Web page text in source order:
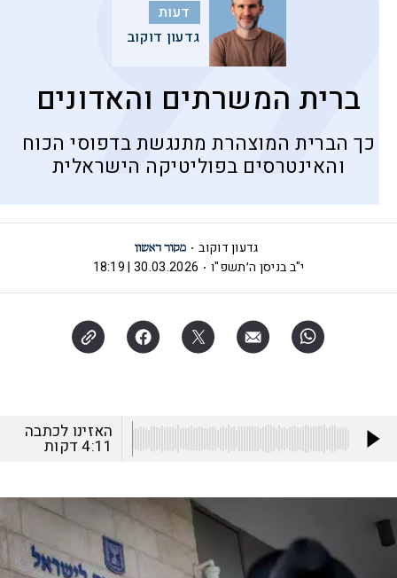
דעות
גדעון דוקוב
ברית המשרתים והאדונים
כך הברית המוצהרת מתנגשת בדפוסי הכוח
והאינטרסים בפוליטיקה הישראלית
גדעון דוקוב
י"ב בניסן ה׳תשפ"ו
30.03.2026 | 18:19
האזינו לכתבה
4:11דקות